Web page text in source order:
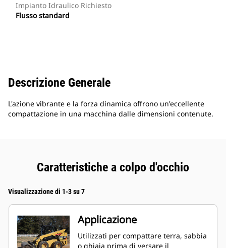
Impianto Idraulico Richiesto
Flusso standard
Descrizione Generale
L'azione vibrante e la forza dinamica offrono un'eccellente
compattazione in una macchina dalle dimensioni contenute.
Caratteristiche a colpo d'occhio
Visualizzazione di 1-3 su 7
Applicazione
Utilizzati per compattare terra, sabbia
o ghiaia prima di versare il